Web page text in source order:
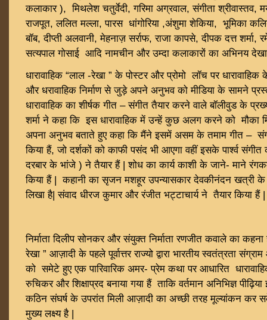
कलाकार ), मिथलेश चतुर्वेदी, गरिमा अग्रवाल, संगीता श्रीवास्तव,
राजपूत, ललित मल्ला, पारस धांगोरिया ,अंशुमा शेकिया, भूमिका
बॉब, दीप्ती अलवानी, मेहनाज़ सर्राफ, राजा कापसे, दीपक दत्त
सत्यपाल गोसाई आदि नामचीन और उम्दा कलाकारों का अभिनय
धारावाहिक “लाल -रेखा ” के पोस्टर और प्रोमो लॉच पर
और धरावाहिक निर्माण से जुड़े अपने अनुभव को मीडिया के सामने
धारावाहिक का शीर्षक गीत – संगीत तैयार करने वाले बॉलीवुड के
शर्मा ने कहा कि इस धारावाहिक में उन्हें कुछ अलग करने को मौका
अपना अनुभव बताते हुए कहा कि मैंने इसमें असम के तमाम गीत –
किया हैं, जो दर्शकों को काफी पसंद भी आएगा वहीं इसके पार्श्व
दरबार के भांजे ) ने तैयार हैं | शोध का कार्य काशी के जाने- माने
किया हैं | कहानी का सृजन मशहूर उपन्यासकार देवकीनंदन खत्री के
लिखा है| संवाद धीरज कुमार और रंजीत भट्टाचार्य ने तैयार किया हैं |
निर्माता दिलीप सोनकर और संयुक्त निर्माता रणजीत कवाले का कहना
रेखा ” आज़ादी के पहले पूर्वात्तर राज्यो द्वारा भारतीय स्वतंत्रता
को समेटे हुए एक पारिवारिक अमर- प्रेम कथा पर आधारित
रुचिकर और शिक्षाप्रद बनाया गया हैं ताकि वर्तमान अनिभिज्ञ
कठिन संघर्ष के उपरांत मिली आज़ादी का अच्छी तरह मूल्यांकन कर
मुख्य लक्ष्य है |